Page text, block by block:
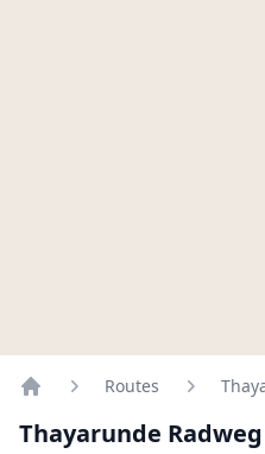
Routes
Thayarunde Radweg